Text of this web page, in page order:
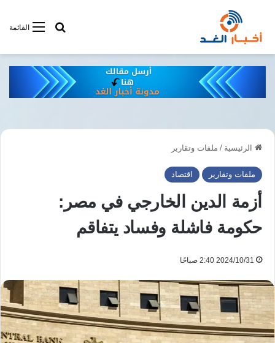
القائمةأبحت فى
الرئيسية / ملفات وتقارير
ملفات وتقارير اقتصاد
أزمة الدين الخارجي في مصر:
حكومة فاشلة وفساد يتفاقم
2024/10/31 2:40 صباحًا